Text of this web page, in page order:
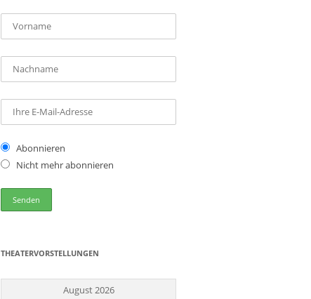
Abonnieren
Nicht mehr abonnieren
THEATERVORSTELLUNGEN
August 2026